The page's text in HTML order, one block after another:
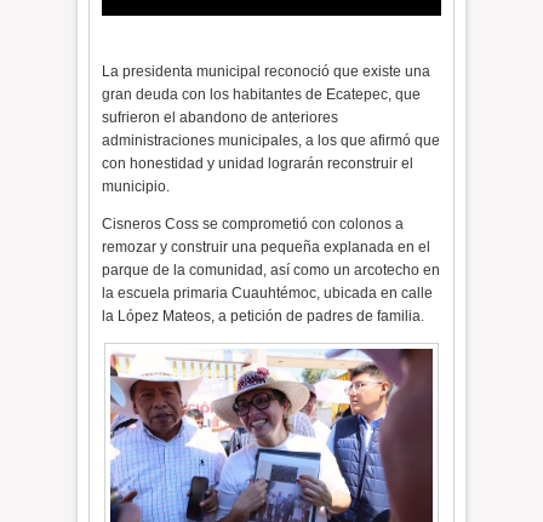
La presidenta municipal reconoció que existe una
gran deuda con los habitantes de Ecatepec, que
sufrieron el abandono de anteriores
administraciones municipales, a los que afirmó que
con honestidad y unidad lograrán reconstruir el
municipio.
Cisneros Coss se comprometió con colonos a
remozar y construir una pequeña explanada en el
parque de la comunidad, así como un arcotecho en
la escuela primaria Cuauhtémoc, ubicada en calle
la López Mateos, a petición de padres de familia.